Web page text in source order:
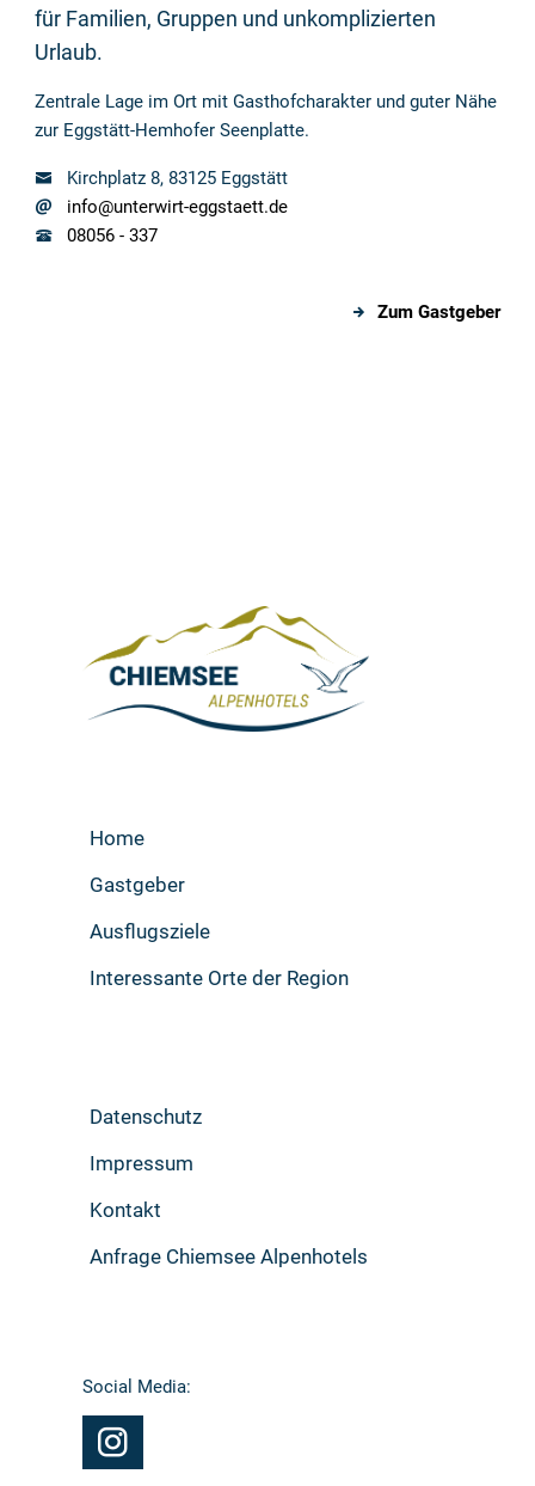
für Familien, Gruppen und unkomplizierten
Urlaub.
Zentrale Lage im Ort mit Gasthofcharakter und guter Nähe
zur Eggstätt-Hemhofer Seenplatte.
Kirchplatz 8, 83125 Eggstätt
info@unterwirt-eggstaett.de
08056 - 337
Zum Gastgeber
Home
Gastgeber
Ausflugsziele
Interessante Orte der Region
Datenschutz
Impressum
Kontakt
Anfrage Chiemsee Alpenhotels
Social Media: